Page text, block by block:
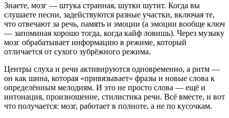
Знаете, мозг — штука странная, шутки шутит. Когда вы
слушаете песни, задействуются разные участки, включая те,
что отвечают за речь, память и эмоции (а эмоции вообще ключ
— запоминая хорошо тогда, когда кайф ловишь). Через музыку
мозг обрабатывает информацию в режиме, который
отличается от сухого зубрёжного режима.
Центры слуха и речи активируются одновременно, а ритм —
он как шина, которая «привязывает» фразы и новые слова к
определённым мелодиям. И это не просто слова — ещё и
интонация, произношение, стилистика речи. Всё вместе, и вот
что получается: мозг, работает в полноте, а не по кусочкам.